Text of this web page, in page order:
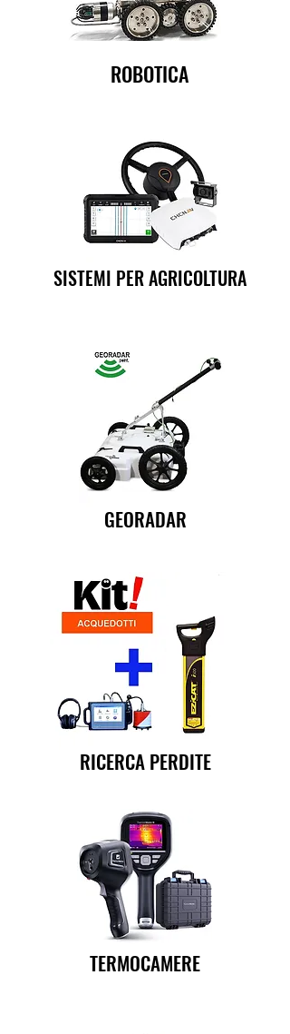
ROBOTICA
SISTEMI PER AGRICOLTURA
GEORADAR
RICERCA PERDITE
TERMOCAMERE